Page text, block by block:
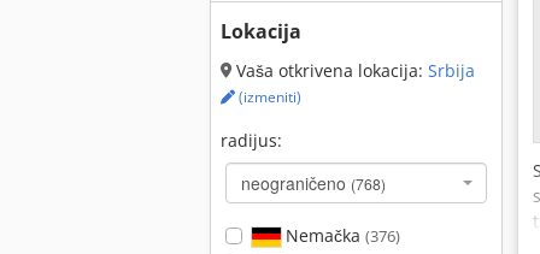
Lokacija
Vaša otkrivena lokacija: Srbija
(izmeniti)
radijus:
neograničeno (768)
Nemačka (376)